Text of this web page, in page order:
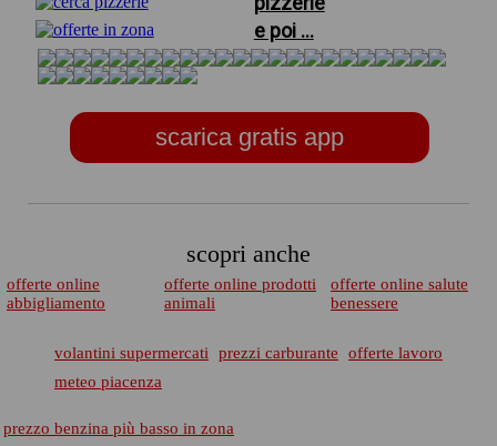
e poi ...
scarica gratis app
scopri anche
offerte online
abbigliamento
offerte online prodotti
animali
offerte online salute
benessere
volantini supermercati prezzi carburante
offerte lavoro
meteo piacenza
prezzo benzina più basso in zona